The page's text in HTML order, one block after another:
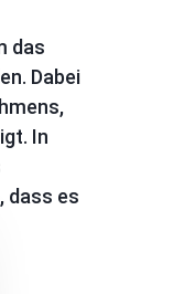
das
Dabei
In
dass es